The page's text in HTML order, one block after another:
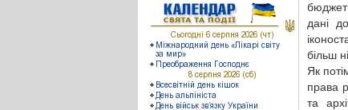
дані
більш
Як
права
та